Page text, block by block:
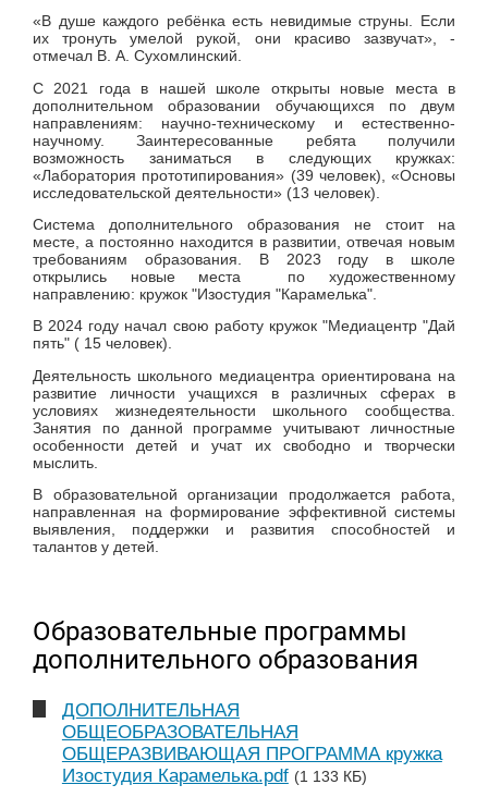
«В душе каждого ребёнка есть невидимые струны. Если
их тронуть умелой рукой, они красиво зазвучат», -
отмечал В. А. Сухомлинский.
С 2021 года в нашей школе открыты новые места в
дополнительном образовании обучающихся по двум
направлениям: научно-техническому и естественно-
научному. Заинтересованные ребята получили
возможность заниматься в следующих кружках:
«Лаборатория прототипирования» (39 человек), «Основы
исследовательской деятельности» (13 человек).
Система дополнительного образования не стоит на
месте, а постоянно находится в развитии, отвечая новым
требованиям образования. В 2023 году в школе
открылись новые места по художественному
направлению: кружок "Изостудия "Карамелька".
В 2024 году начал свою работу кружок "Медиацентр "Дай
пять" ( 15 человек).
Деятельность школьного медиацентра ориентирована на
развитие личности учащихся в различных сферах в
условиях жизнедеятельности школьного сообщества.
Занятия по данной программе учитывают личностные
особенности детей и учат их свободно и творчески
мыслить.
В образовательной организации продолжается работа,
направленная на формирование эффективной системы
выявления, поддержки и развития способностей и
талантов у детей.
Образовательные программы
дополнительного образования
ДОПОЛНИТЕЛЬНАЯ
ОБЩЕОБРАЗОВАТЕЛЬНАЯ
ОБЩЕРАЗВИВАЮЩАЯ ПРОГРАММА кружка
Изостудия Карамелька.pdf (1 133 КБ)